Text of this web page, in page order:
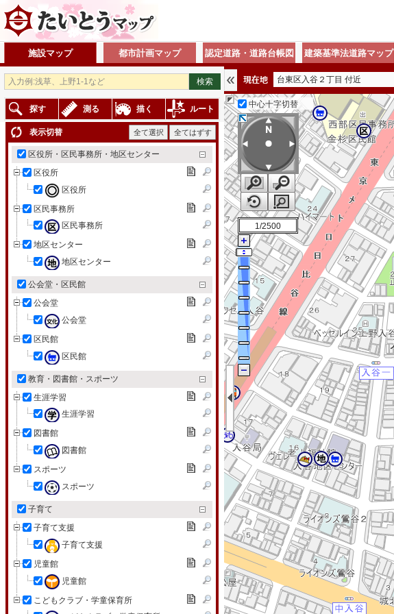
施設マップ 都市計画マップ 認定道路・道路台帳図 建築基準法道路マップ
探す 測る 描く ルート
表示切替 全て選択 全てはずす
区役所・区民事務所・地区センター
区役所
区役所
区民事務所
区民事務所
地区センター
地区センター
公会堂・区民館
公会堂
公会堂
区民館
区民館
教育・図書館・スポーツ
生涯学習
生涯学習
図書館
図書館
スポーツ
スポーツ
子育て
子育て支援
子育て支援
児童館
児童館
こどもクラブ・学童保育所
台東区入谷２丁目 付近
中心十字切替
1/2500
35.72088090,139.78818118